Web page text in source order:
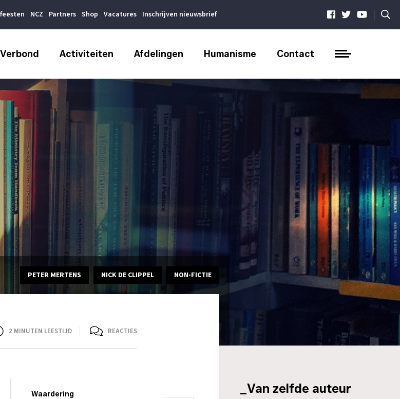
NCZ Partners Shop Vacatures Inschrijven nieuwsbrief |
Activiteiten Afdelingen Humanisme Contact
PETER MERTENS NICK DE CLIPPEL NON-FICTIE
2 MINUTEN LEESTIJD REACTIES
Waardering _Van zelfde auteur